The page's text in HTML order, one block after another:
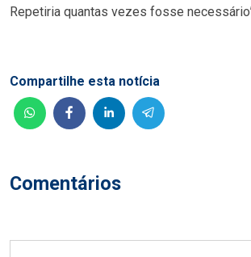
Repetiria quantas vezes fosse
Comentários
Compartilhe esta notícia